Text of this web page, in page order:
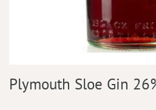
Anfang
Plymouth Sloe Gin